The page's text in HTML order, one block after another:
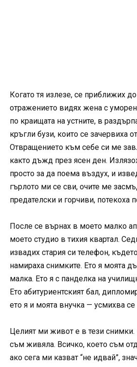
Когато тя излезе, се приближих
отражението видях жена с
по краищата на устните, в
кръгли бузи, които се зачервиха
Отвращението към себе си ме
както дъжд през ясен ден.
просто за да поема въздух, и
гърлото ми се сви, очите ме
предателски и горчиви, потекоха
После се върнах в моето малко
моето студио в тихия квартал.
извадих стария си телефон,
намираха снимките. Ето я моята
малка. Ето я с панделка на
Ето абитуриентският бал,
ето я и моята внучка — усмихва се
Целият ми живот е в тези снимки.
съм живяла. Всичко, което съм
ако сега ми казват “не идвай”,